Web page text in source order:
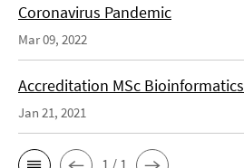
Coronavirus Pandemic
Mar 09, 2022
Accreditation MSc Bioinformatics
Jan 21, 2021